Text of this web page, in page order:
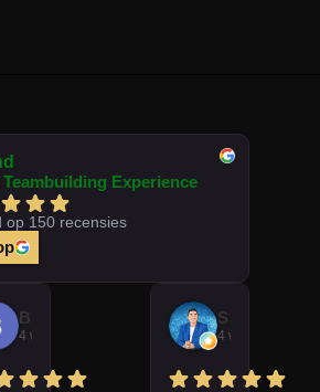
Experience
op 150 recensies
4 weken geleden 4 weken geleden